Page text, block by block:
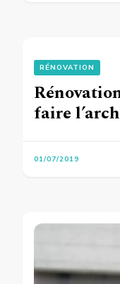
RÉNOVATION
faire
01/07/2019